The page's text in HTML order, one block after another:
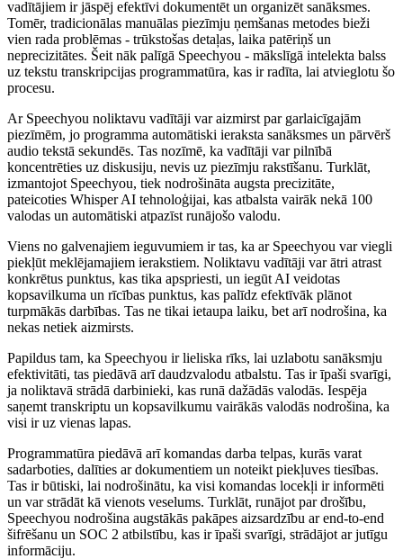
vadītājiem ir jāspēj efektīvi dokumentēt un organizēt sanāksmes.
Tomēr, tradicionālas manuālas piezīmju ņemšanas metodes bieži
vien rada problēmas - trūkstošas detaļas, laika patēriņš un
neprecizitātes. Šeit nāk palīgā Speechyou - mākslīgā intelekta balss
uz tekstu transkripcijas programmatūra, kas ir radīta, lai atvieglotu šo
procesu.
Ar Speechyou noliktavu vadītāji var aizmirst par garlaicīgajām
piezīmēm, jo programma automātiski ieraksta sanāksmes un pārvērš
audio tekstā sekundēs. Tas nozīmē, ka vadītāji var pilnībā
koncentrēties uz diskusiju, nevis uz piezīmju rakstīšanu. Turklāt,
izmantojot Speechyou, tiek nodrošināta augsta precizitāte,
pateicoties Whisper AI tehnoloģijai, kas atbalsta vairāk nekā 100
valodas un automātiski atpazīst runājošo valodu.
Viens no galvenajiem ieguvumiem ir tas, ka ar Speechyou var viegli
piekļūt meklējamajiem ierakstiem. Noliktavu vadītāji var ātri atrast
konkrētus punktus, kas tika apspriesti, un iegūt AI veidotas
kopsavilkuma un rīcības punktus, kas palīdz efektīvāk plānot
turpmākās darbības. Tas ne tikai ietaupa laiku, bet arī nodrošina, ka
nekas netiek aizmirsts.
Papildus tam, ka Speechyou ir lieliska rīks, lai uzlabotu sanāksmju
efektivitāti, tas piedāvā arī daudzvalodu atbalstu. Tas ir īpaši svarīgi,
ja noliktavā strādā darbinieki, kas runā dažādās valodās. Iespēja
saņemt transkriptu un kopsavilkumu vairākās valodās nodrošina, ka
visi ir uz vienas lapas.
Programmatūra piedāvā arī komandas darba telpas, kurās varat
sadarboties, dalīties ar dokumentiem un noteikt piekļuves tiesības.
Tas ir būtiski, lai nodrošinātu, ka visi komandas locekļi ir informēti
un var strādāt kā vienots veselums. Turklāt, runājot par drošību,
Speechyou nodrošina augstākās pakāpes aizsardzību ar end-to-end
šifrēšanu un SOC 2 atbilstību, kas ir īpaši svarīgi, strādājot ar jutīgu
informāciju.